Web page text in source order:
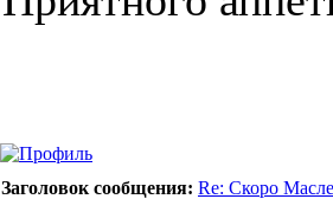
Заголовок сообщения: Re: Скоро